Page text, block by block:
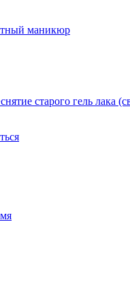
маникюр
старого гель лака